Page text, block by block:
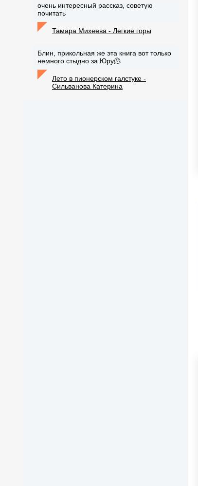
очень интересный рассказ, советую
почитать
Тамара Михеева - Легкие горы
Блин, прикольная же эта книга вот только
немного стыдно за Юру🫠
Лето в пионерском галстуке -
Сильванова Катерина